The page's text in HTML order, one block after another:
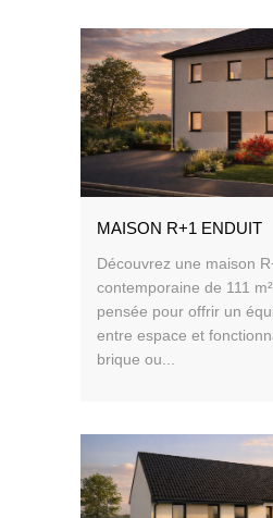
MAISON R+1 ENDUIT
Découvrez une maison
contemporaine de 111
pensée pour offrir un
entre espace et
brique ou...